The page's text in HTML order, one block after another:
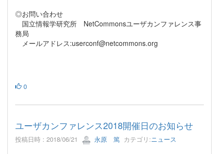
◎お問い合わせ
国立情報学研究所 NetCommonsユーザカンファレンス事
務局
メールアドレス:userconf@netcommons.org
0
ユーザカンファレンス2018開催日のお知らせ
投稿日時 : 2018/06/21 永原 篤 カテゴリ:ニュース